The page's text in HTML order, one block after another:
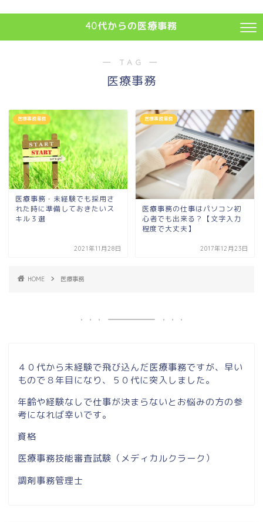
40代からの医療事務
― TAG ―
医療事務
医療事務業務
医療事務・未経験でも採用さ
れた時に準備しておきたいス
キル３選
2021年11月28日
医療事務業務
医療事務の仕事はパソコン初
心者でも出来る？【文字入力
程度で大丈夫】
2017年12月23日
HOME 医療事務
４０代から未経験で飛び込んだ医療事務ですが、早い
もので８年目になり、５０代に突入しました。
年齢や経験なしで仕事が決まらないとお悩みの方の参
考になれば幸いです。
資格
医療事務技能審査試験（メディカルクラーク）
調剤事務管理士